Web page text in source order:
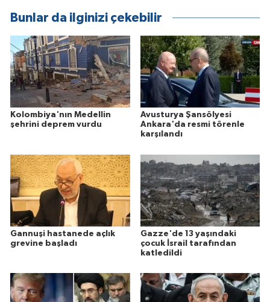
Bunlar da ilginizi çekebilir
Kolombiya'nın Medellin
şehrini deprem vurdu
Avusturya Şansölyesi
Ankara'da resmi törenle
karşılandı
Gannuşi hastanede açlık
grevine başladı
Gazze'de 13 yaşındaki
çocuk İsrail tarafından
katledildi